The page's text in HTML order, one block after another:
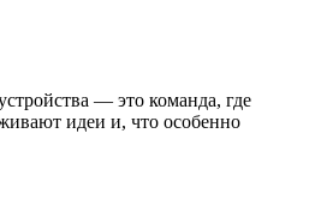
— это команда, где
идеи и, что особенно